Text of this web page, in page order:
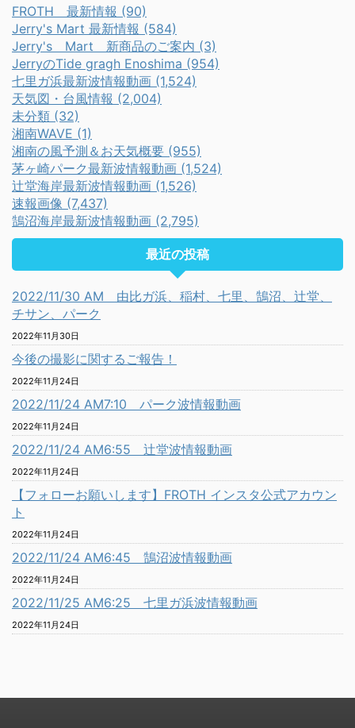
FROTH 最新情報 (90)
Jerry's Mart 最新情報 (584)
Jerry's Mart 新商品のご案内 (3)
JerryのTide gragh Enoshima (954)
七里ガ浜最新波情報動画 (1,524)
天気図・台風情報 (2,004)
未分類 (32)
湘南WAVE (1)
湘南の風予測＆お天気概要 (955)
茅ヶ崎パーク最新波情報動画 (1,524)
辻堂海岸最新波情報動画 (1,526)
速報画像 (7,437)
鵠沼海岸最新波情報動画 (2,795)
最近の投稿
2022/11/30 AM 由比ガ浜、稲村、七里、鵠沼、辻堂、
チサン、パーク
2022年11月30日
今後の撮影に関するご報告！
2022年11月24日
2022/11/24 AM7:10 パーク波情報動画
2022年11月24日
2022/11/24 AM6:55 辻堂波情報動画
2022年11月24日
【フォローお願いします】FROTH インスタ公式アカウン
ト
2022年11月24日
2022/11/24 AM6:45 鵠沼波情報動画
2022年11月24日
2022/11/25 AM6:25 七里ガ浜波情報動画
2022年11月24日